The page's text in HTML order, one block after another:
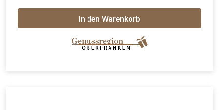
In den Warenkorb